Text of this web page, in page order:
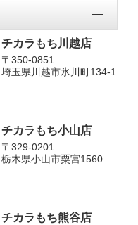
チカラもち川越店
〒350-0851
埼玉県川越市氷川町134-1
チカラもち小山店
〒329-0201
栃木県小山市粟宮1560
チカラもち熊谷店